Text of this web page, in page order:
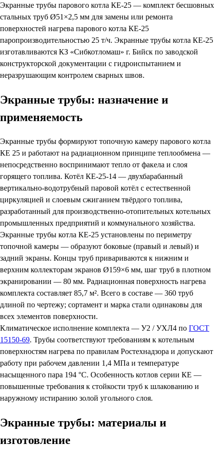
Экранные трубы парового котла КЕ-25 — комплект бесшовных
стальных труб Ø51×2,5 мм для замены или ремонта
поверхностей нагрева парового котла КЕ-25
паропроизводительностью 25 т/ч. Экранные трубы котла КЕ-25
изготавливаются КЗ «Сибкотломаш» г. Бийск по заводской
конструкторской документации с гидроиспытанием и
неразрушающим контролем сварных швов.
Экранные трубы: назначение и
применяемость
Экранные трубы формируют топочную камеру парового котла
КЕ 25 и работают на радиационном принципе теплообмена —
непосредственно воспринимают тепло от факела и слоя
горящего топлива. Котёл КЕ-25-14 — двухбарабанный
вертикально-водотрубный паровой котёл с естественной
циркуляцией и слоевым сжиганием твёрдого топлива,
разработанный для производственно-отопительных котельных
промышленных предприятий и коммунального хозяйства.
Экранные трубы котла КЕ-25 установлены по периметру
топочной камеры — образуют боковые (правый и левый) и
задний экраны. Концы труб привариваются к нижним и
верхним коллекторам экранов Ø159×6 мм, шаг труб в плотном
экранировании — 80 мм. Радиационная поверхность нагрева
комплекта составляет 85,7 м². Всего в составе — 360 труб
длиной по чертежу; сортамент и марка стали одинаковы для
всех элементов поверхности.
Климатическое исполнение комплекта — У2 / УХЛ4 по ГОСТ
15150-69. Трубы соответствуют требованиям к котельным
поверхностям нагрева по правилам Ростехнадзора и допускают
работу при рабочем давлении 1,4 МПа и температуре
насыщенного пара 194 °C. Особенность котлов серии КЕ —
повышенные требования к стойкости труб к шлакованию и
наружному истиранию золой угольного слоя.
Экранные трубы: материалы и
изготовление